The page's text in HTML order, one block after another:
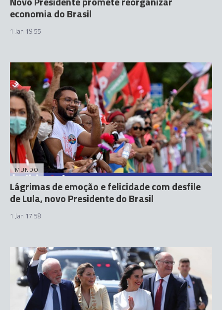
economia do Brasil
1 Jan 19:55
MUNDO
Lágrimas de emoção e felicidade com desfile
de Lula, novo Presidente do Brasil
1 Jan 17:58